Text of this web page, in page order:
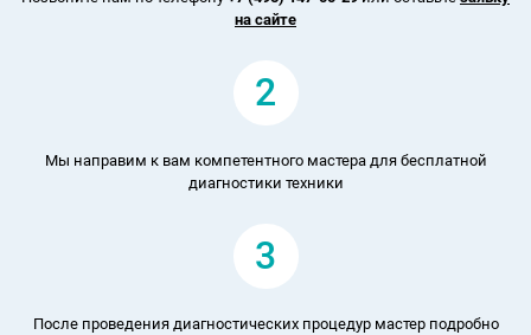
на сайте
2
Мы направим к вам компетентного мастера для бесплатной
диагностики техники
3
После проведения диагностических процедур мастер подробно